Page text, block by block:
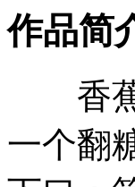
作品简
香蕉
一个翻